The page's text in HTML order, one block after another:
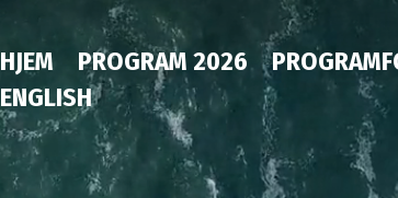
HJEM PROGRAM 2026
ENGLISH